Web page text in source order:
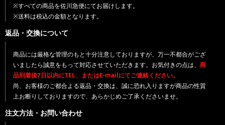
※すべての商品を佐川急便にてお届けします。
※送料は税込の金額となります。
返品・交換について
商品には厳格な管理のもと十分注意しておりますが、万一不都合がござ
いましたら誠意をもって対応させていただきます。お気付きの点は、 商
品到着後7日以内にTEL、またはE-mailにてご連絡ください。
尚、お客様のご都合よる返品・交換は、誠に恐れ入りますが商品の性質
上お断りしておりますので、あらかじめご了承くださいませ。
注文方法・お問い合わせ